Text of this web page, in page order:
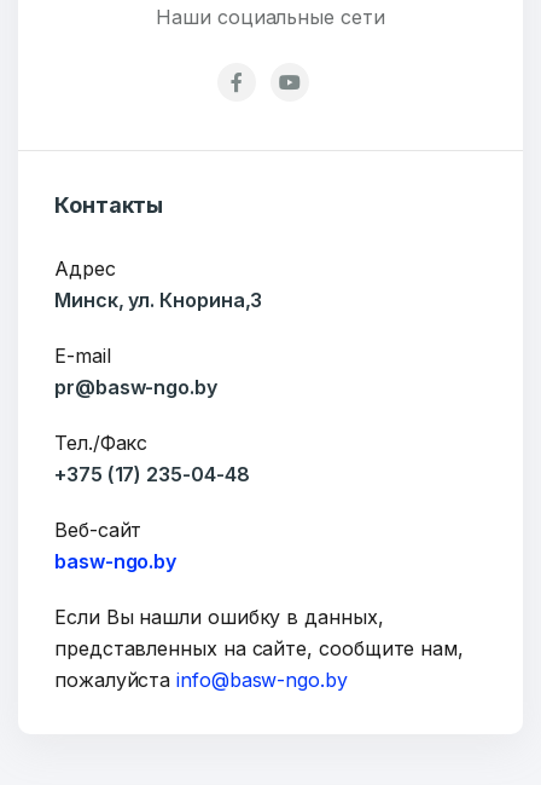
Сообщение
ОТПРАВИТЬ
Наши социальные сети
Контакты
Адрес
Минск, ул. Кнорина,3
E-mail
pr@basw-ngo.by
Тел./Факс
+375 (17) 235-04-48
Веб-сайт
basw-ngo.by
Если Вы нашли ошибку в данных,
представленных на сайте, сообщите нам,
пожалуйстаinfo@basw-ngo.by